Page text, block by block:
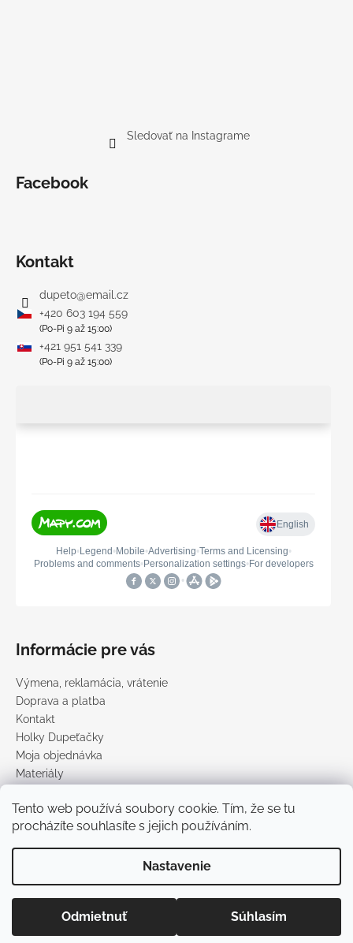
Tento web používá soubory cookie. Tím, že se tu
procházíte souhlasíte s jejich používáním.
Nastavenie
Odmietnuť Súhlasím
Sledovať na Instagrame
Facebook
Kontakt
dupeto@email.cz
+420 603 194 559
(Po-Pi 9 až 15:00)
+421 951 541 339
(Po-Pi 9 až 15:00)
Informácie pre vás
Výmena, reklamácia, vrátenie
Doprava a platba
Kontakt
Holky Dupeťačky
Moja objednávka
Materiály
Podmienky ochrany osobných údajov
Predávané značky
Copyright 2026DUPETO. Všetky práva vyhradené.Upraviť